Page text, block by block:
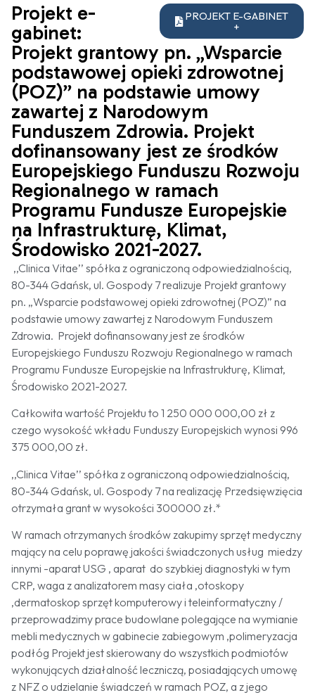
Projekt e-
gabinet:
PROJEKT E-GABINET
+
Projekt grantowy pn. „Wsparcie
podstawowej opieki zdrowotnej
(POZ)” na podstawie umowy
zawartej z Narodowym
Funduszem Zdrowia. Projekt
dofinansowany jest ze środków
Europejskiego Funduszu Rozwoju
Regionalnego w ramach
Programu Fundusze Europejskie
na Infrastrukturę, Klimat,
Środowisko 2021-2027.
,,Clinica Vitae’’ spółka z ograniczoną odpowiedzialnością,
80-344 Gdańsk, ul. Gospody 7 realizuje Projekt grantowy
pn. „Wsparcie podstawowej opieki zdrowotnej (POZ)” na
podstawie umowy zawartej z Narodowym Funduszem
Zdrowia. Projekt dofinansowany jest ze środków
Europejskiego Funduszu Rozwoju Regionalnego w ramach
Programu Fundusze Europejskie na Infrastrukturę, Klimat,
Środowisko 2021-2027.
Całkowita wartość Projektu to 1 250 000 000,00 zł z
czego wysokość wkładu Funduszy Europejskich wynosi 996
375 000,00 zł.
,,Clinica Vitae’’ spółka z ograniczoną odpowiedzialnością,
80-344 Gdańsk, ul. Gospody 7 na realizację Przedsięwzięcia
otrzymała grant w wysokości 300000 zł.*
W ramach otrzymanych środków zakupimy sprzęt medyczny
mający na celu poprawę jakości świadczonych usług miedzy
innymi -aparat USG , aparat do szybkiej diagnostyki w tym
CRP, waga z analizatorem masy ciała ,otoskopy
,dermatoskop sprzęt komputerowy i teleinformatyczny /
przeprowadzimy prace budowlane polegające na wymianie
mebli medycznych w gabinecie zabiegowym ,polimeryzacja
podłóg Projekt jest skierowany do wszystkich podmiotów
wykonujących działalność leczniczą, posiadających umowę
z NFZ o udzielanie świadczeń w ramach POZ, a z jego